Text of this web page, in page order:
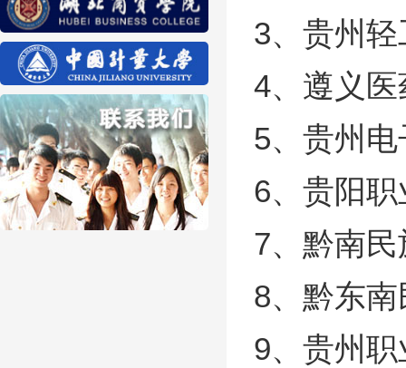
3、贵州
4、遵义
5、贵州
6、贵阳
7、黔南
8、黔东
9、贵州